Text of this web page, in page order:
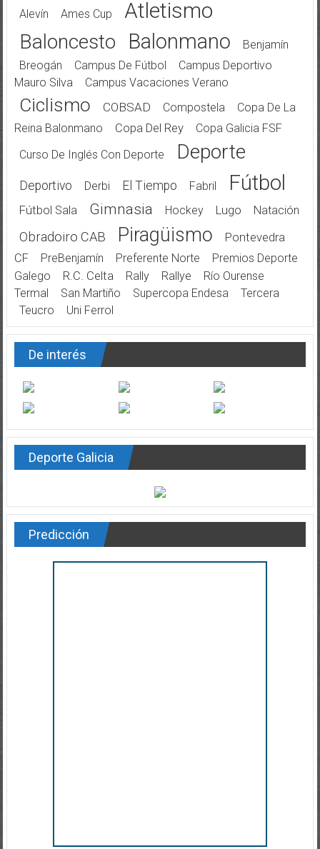
Alevín Ames Cup Atletismo
Baloncesto Balonmano
Benjamín
Breogán
Campus De Fútbol
Campus Deportivo
Mauro Silva
Campus Vacaciones Verano
Ciclismo COBSAD Compostela
Copa De La
Reina Balonmano
Copa Del Rey
Copa Galicia FSF
Curso De Inglés Con Deporte
Deporte
Deportivo Derbi El Tiempo Fabril Fútbol
Fútbol Sala Gimnasia Hockey Lugo Natación
Obradoiro CAB Piragüismo
Pontevedra
CF
PreBenjamín Preferente Norte
Premios Deporte
Galego
R.C. Celta Rally Rallye
Río Ourense
Termal
San Martiño Supercopa Endesa
Tercera
Teucro
Uni Ferrol
De interés
Deporte Galicia
Predicción